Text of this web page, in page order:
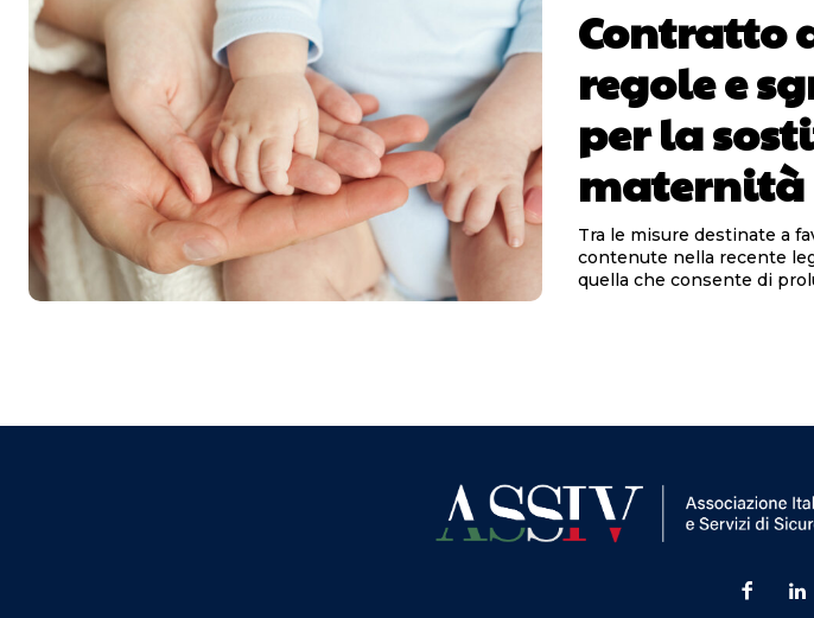
Contratto
regole e
per la
maternità
Tra le misure destinate a
contenute nella recente
quella che consente di